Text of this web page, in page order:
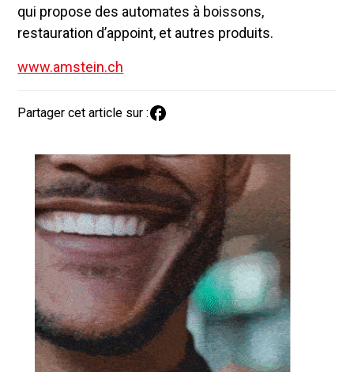
qui propose des automates à boissons,
restauration d’appoint, et autres produits.
www.amstein.ch
Partager cet article sur :